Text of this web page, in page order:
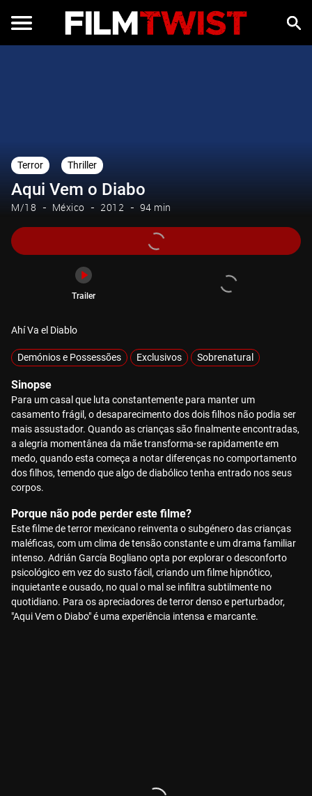
Terror Thriller
Aqui Vem o Diabo
M/18 México 2012 94 min
Trailer
Ahí Va el Diablo
Demónios e Possessões Exclusivos Sobrenatural
Sinopse
Para um casal que luta constantemente para manter um
casamento frágil, o desaparecimento dos dois filhos não podia ser
mais assustador. Quando as crianças são finalmente encontradas,
a alegria momentânea da mãe transforma-se rapidamente em
medo, quando esta começa a notar diferenças no comportamento
dos filhos, temendo que algo de diabólico tenha entrado nos seus
corpos.
Porque não pode perder este filme?
Este filme de terror mexicano reinventa o subgénero das crianças
maléficas, com um clima de tensão constante e um drama familiar
intenso. Adrián García Bogliano opta por explorar o desconforto
psicológico em vez do susto fácil, criando um filme hipnótico,
inquietante e ousado, no qual o mal se infiltra subtilmente no
quotidiano. Para os apreciadores de terror denso e perturbador,
"Aqui Vem o Diabo" é uma experiência intensa e marcante.